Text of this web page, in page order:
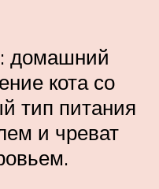
домашний
кота со
тип питания
и чреват